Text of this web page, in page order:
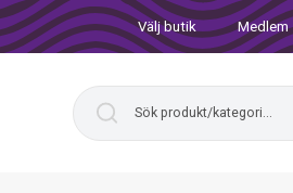
Välj butik Medlem